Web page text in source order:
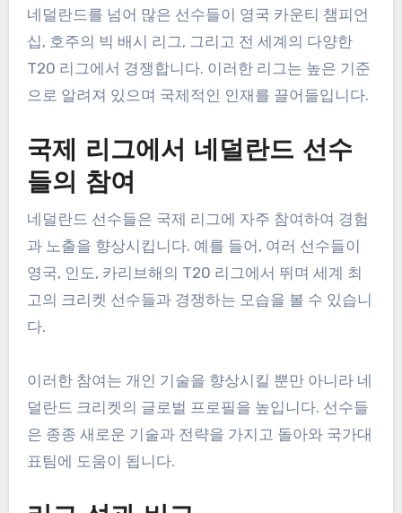
네덜란드를 넘어 많은 선수들이 영국 카운티 챔피언
십, 호주의 빅 배시 리그, 그리고 전 세계의 다양한
T20 리그에서 경쟁합니다. 이러한 리그는 높은 기준
으로 알려져 있으며 국제적인 인재를 끌어들입니다.
국제 리그에서 네덜란드 선수
들의 참여
네덜란드 선수들은 국제 리그에 자주 참여하여 경험
과 노출을 향상시킵니다. 예를 들어, 여러 선수들이
영국, 인도, 카리브해의 T20 리그에서 뛰며 세계 최
고의 크리켓 선수들과 경쟁하는 모습을 볼 수 있습니
다.
이러한 참여는 개인 기술을 향상시킬 뿐만 아니라 네
덜란드 크리켓의 글로벌 프로필을 높입니다. 선수들
은 종종 새로운 기술과 전략을 가지고 돌아와 국가대
표팀에 도움이 됩니다.